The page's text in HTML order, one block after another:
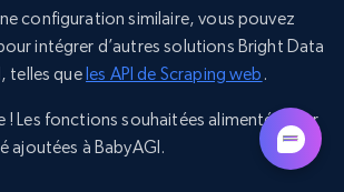
configuration similaire, vous pouvez
intégrer d’autres solutions Bright Data
telles que les API de Scraping web .
Les fonctions souhaitées alimentées par
ajoutées à BabyAGI.